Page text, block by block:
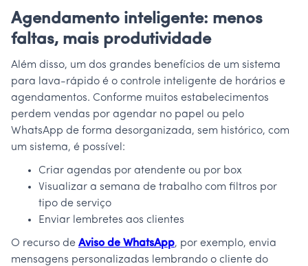
Agendamento inteligente: menos
faltas, mais produtividade
Além disso, um dos grandes benefícios de um sistema
para lava-rápido é o controle inteligente de horários e
agendamentos. Conforme muitos estabelecimentos
perdem vendas por agendar no papel ou pelo
WhatsApp de forma desorganizada, sem histórico, com
um sistema, é possível:
Criar agendas por atendente ou por box
Visualizar a semana de trabalho com filtros por
tipo de serviço
Enviar lembretes aos clientes
O recurso de Aviso de WhatsApp, por exemplo, envia
mensagens personalizadas lembrando o cliente do